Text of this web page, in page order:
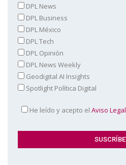
DPL News
DPL Business
DPL México
DPL Tech
DPL Opinión
DPL News Weekly
Geodigital AI Insights
Spotlight Política Digital
He leído y acepto el Aviso Legal